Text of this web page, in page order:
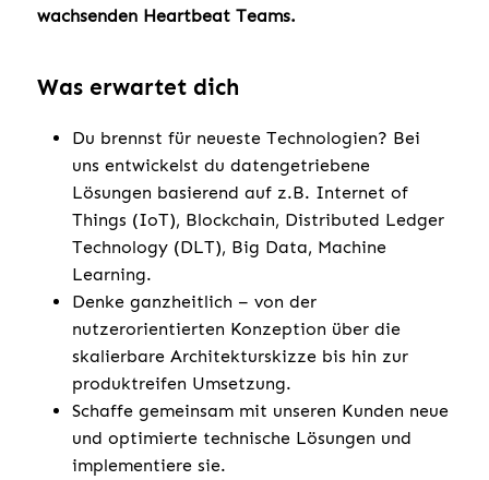
wachsenden Heartbeat Teams.
Was erwartet dich
Du brennst für neueste Technologien? Bei
uns entwickelst du datengetriebene
Lösungen basierend auf z.B. Internet of
Things (IoT), Blockchain, Distributed Ledger
Technology (DLT), Big Data, Machine
Learning.
Denke ganzheitlich – von der
nutzerorientierten Konzeption über die
skalierbare Architekturskizze bis hin zur
produktreifen Umsetzung.
Schaffe gemeinsam mit unseren Kunden neue
und optimierte technische Lösungen und
implementiere sie.